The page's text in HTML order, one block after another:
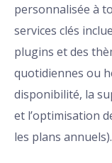
personnalisée à
services clés
plugins et des
quotidiennes ou
disponibilité, la
et l’optimisation
les plans annuels).